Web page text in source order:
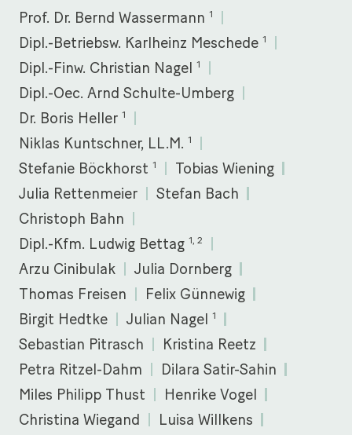
Prof. Dr. Bernd Wassermann 1
Dipl.-Betriebsw. Karlheinz Meschede 1
Dipl.-Finw. Christian Nagel 1
Dipl.-Oec. Arnd Schulte-Umberg
Dr. Boris Heller 1
Niklas Kuntschner, LL.M. 1
Stefanie Böckhorst 1
Tobias Wiening
Julia Rettenmeier
Stefan Bach
Christoph Bahn
Dipl.-Kfm. Ludwig Bettag 1, 2
Arzu Cinibulak
Julia Dornberg
Thomas Freisen
Felix Günnewig
Birgit Hedtke
Julian Nagel 1
Sebastian Pitrasch
Kristina Reetz
Petra Ritzel-Dahm
Dilara Satir-Sahin
Miles Philipp Thust
Henrike Vogel
Christina Wiegand
Luisa Willkens